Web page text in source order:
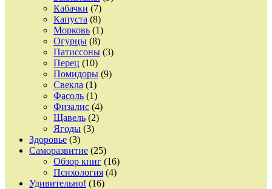
Кабачки (7)
Капуста (8)
Морковь (1)
Огурцы (8)
Патиссоны (3)
Перец (10)
Помидоры (9)
Свекла (1)
Фасоль (1)
Физалис (4)
Щавель (2)
Ягоды (3)
Здоровье (3)
Саморазвитие (25)
Обзор книг (16)
Психология (4)
Удивительно! (16)